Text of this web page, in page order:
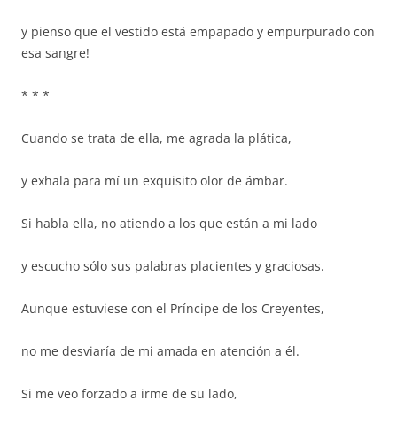
y pienso que el vestido está empapado y empurpurado con
esa sangre!
* * *
Cuando se trata de ella, me agrada la plática,
y exhala para mí un exquisito olor de ámbar.
Si habla ella, no atiendo a los que están a mi lado
y escucho sólo sus palabras placientes y graciosas.
Aunque estuviese con el Príncipe de los Creyentes,
no me desviaría de mi amada en atención a él.
Si me veo forzado a irme de su lado,